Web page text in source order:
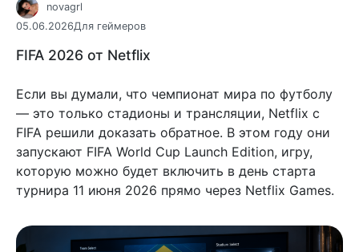
novagrl
05.06.2026Для геймеров
FIFA 2026 от Netflix
Если вы думали, что чемпионат мира по футболу
— это только стадионы и трансляции, Netflix с
FIFA решили доказать обратное. В этом году они
запускают FIFA World Cup Launch Edition, игру,
которую можно будет включить в день старта
турнира 11 июня 2026 прямо через Netflix Games.